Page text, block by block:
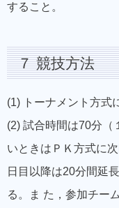
すること。
７ 競技方法
(1) トーナメント方式
(2) 試合時間は70分（
いときはＰＫ方式に
日目以降は20分間延
る。ま た，参加チー